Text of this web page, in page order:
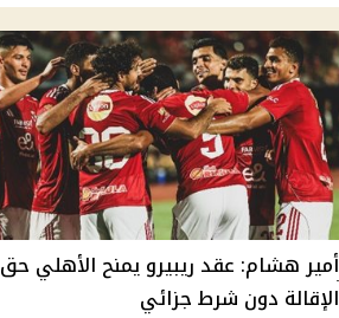
أمير هشام: عقد ريبيرو يمنح الأهلي حق
الإقالة دون شرط جزائي